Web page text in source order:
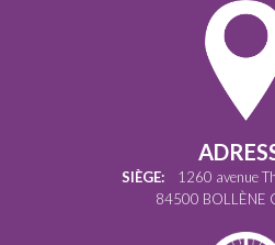
SIÈGE: 1260 avenue
84500 BOLLÈNE